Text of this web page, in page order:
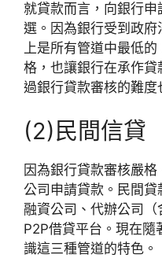
就貸款而言，向銀行
選。因為銀行受到政
上是所有管道中最低
格，也讓銀行在承作
過銀行貸款審核的難度
(2)民間信貸
因為銀行貸款審核嚴
公司申請貸款。民間
融資公司、代辦公司
P2P借貸平台。現在隨
識這三種管道的特色。